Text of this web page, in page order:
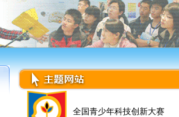
全国青少年科技创新大赛